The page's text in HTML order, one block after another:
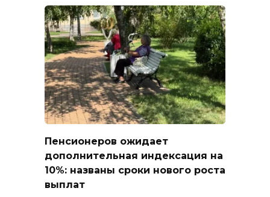
Пенсионеров ожидает
дополнительная индексация на
10%: названы сроки нового роста
выплат